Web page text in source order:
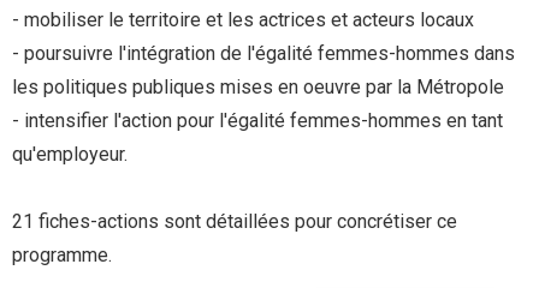
- mobiliser le territoire et les actrices et acteurs locaux
- poursuivre l'intégration de l'égalité femmes-hommes dans
les politiques publiques mises en oeuvre par la Métropole
- intensifier l'action pour l'égalité femmes-hommes en tant
qu'employeur.
21 fiches-actions sont détaillées pour concrétiser ce
programme.